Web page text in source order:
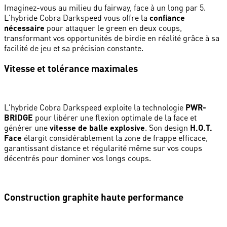
Imaginez-vous au milieu du fairway, face à un long par 5.
L'hybride Cobra Darkspeed vous offre la confiance
nécessaire pour attaquer le green en deux coups,
transformant vos opportunités de birdie en réalité grâce à sa
facilité de jeu et sa précision constante.
Vitesse et tolérance maximales
L'hybride Cobra Darkspeed exploite la technologie PWR-
BRIDGE pour libérer une flexion optimale de la face et
générer une vitesse de balle explosive. Son design H.O.T.
Face élargit considérablement la zone de frappe efficace,
garantissant distance et régularité même sur vos coups
décentrés pour dominer vos longs coups.
Construction graphite haute performance